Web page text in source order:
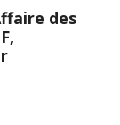
des